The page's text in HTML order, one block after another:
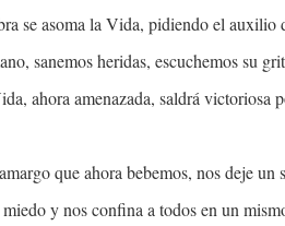
se asoma la Vida, pidiendo el auxilio
sanemos heridas, escuchemos su
ahora amenazada, saldrá victoriosa
que ahora bebemos, nos deje un
y nos confina a todos en un